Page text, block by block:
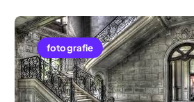
fotografie